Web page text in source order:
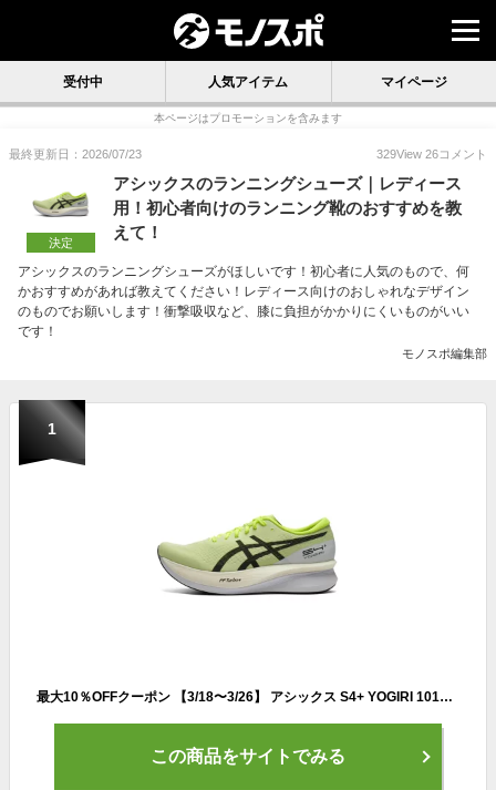
受付中 人気アイテム マイページ
本ページはプロモーションを含みます
最終更新日：2026/07/23 329View 26コメント
決定
アシックスのランニングシューズ｜レディース
用！初心者向けのランニング靴のおすすめを教
えて！
アシックスのランニングシューズがほしいです！初心者に人気のもので、何
かおすすめがあれば教えてください！レディース向けのおしゃれなデザイン
のものでお願いします！衝撃吸収など、膝に負担がかかりにくいものがいい
です！
モノスポ編集部
1
最大10％OFFクーポン 【3/18〜3/26】 アシックス S4+ YOGIRI 1013A158 メンズ レディス 陸上/ランニング ランニングシューズ 2E : ペールグリーン×グレー asics imbkk
この商品をサイトでみる